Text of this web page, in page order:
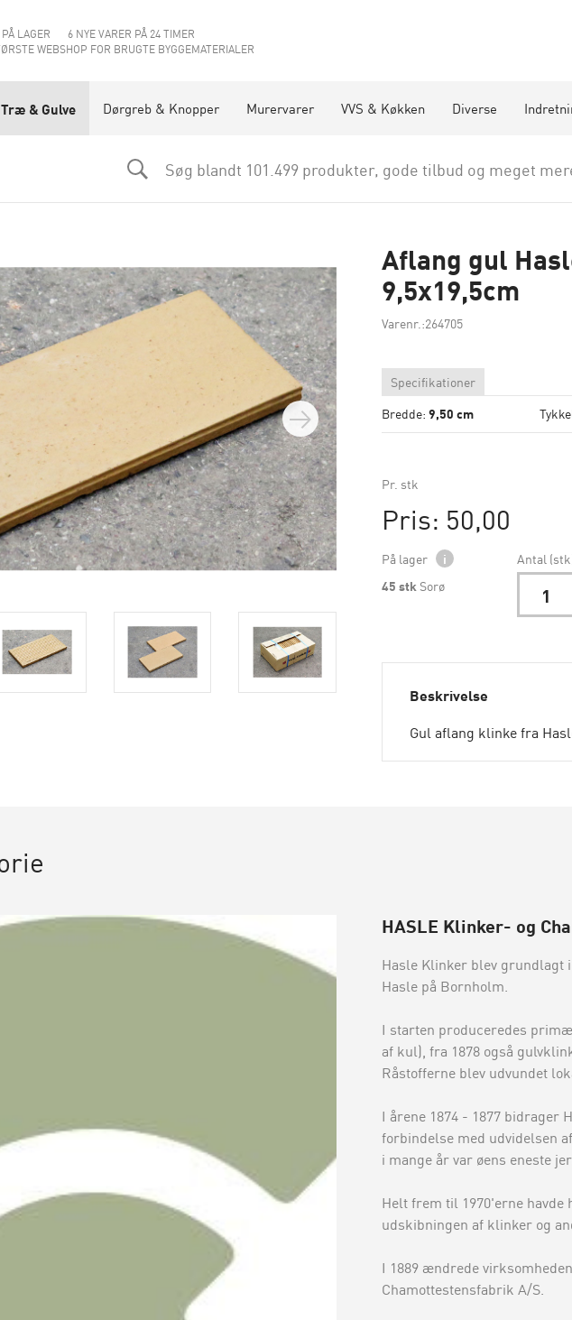
LAGER
6 NYE VARER PÅ 24 TIMER
WEBSHOP FOR BRUGTE BYGGEMATERIALER
Træ & Gulve Dørgreb & Knopper Murervarer VVS & Køkken Diverse
Søg blandt 101.499 produkter, gode tilbud og meget
Aflang gul
9,5x19,5cm
Varenr.:264705
Specifikationer
Bredde: 9,50 cm
Pr. stk
Pris: 50,00
På lager
i
45 stk Sorø
Antal
Beskrivelse
Gul aflang klinke fra
HASLE Klinker- og
Hasle Klinker blev grundlagt
Hasle på Bornholm.
I starten produceredes
af kul), fra 1878 også
Råstofferne blev udvundet
I årene 1874 - 1877
forbindelse med udvidelsen
i mange år var øens eneste
Helt frem til 1970'erne
udskibningen af klinker og
I 1889 ændrede
Chamottestensfabrik A/S.